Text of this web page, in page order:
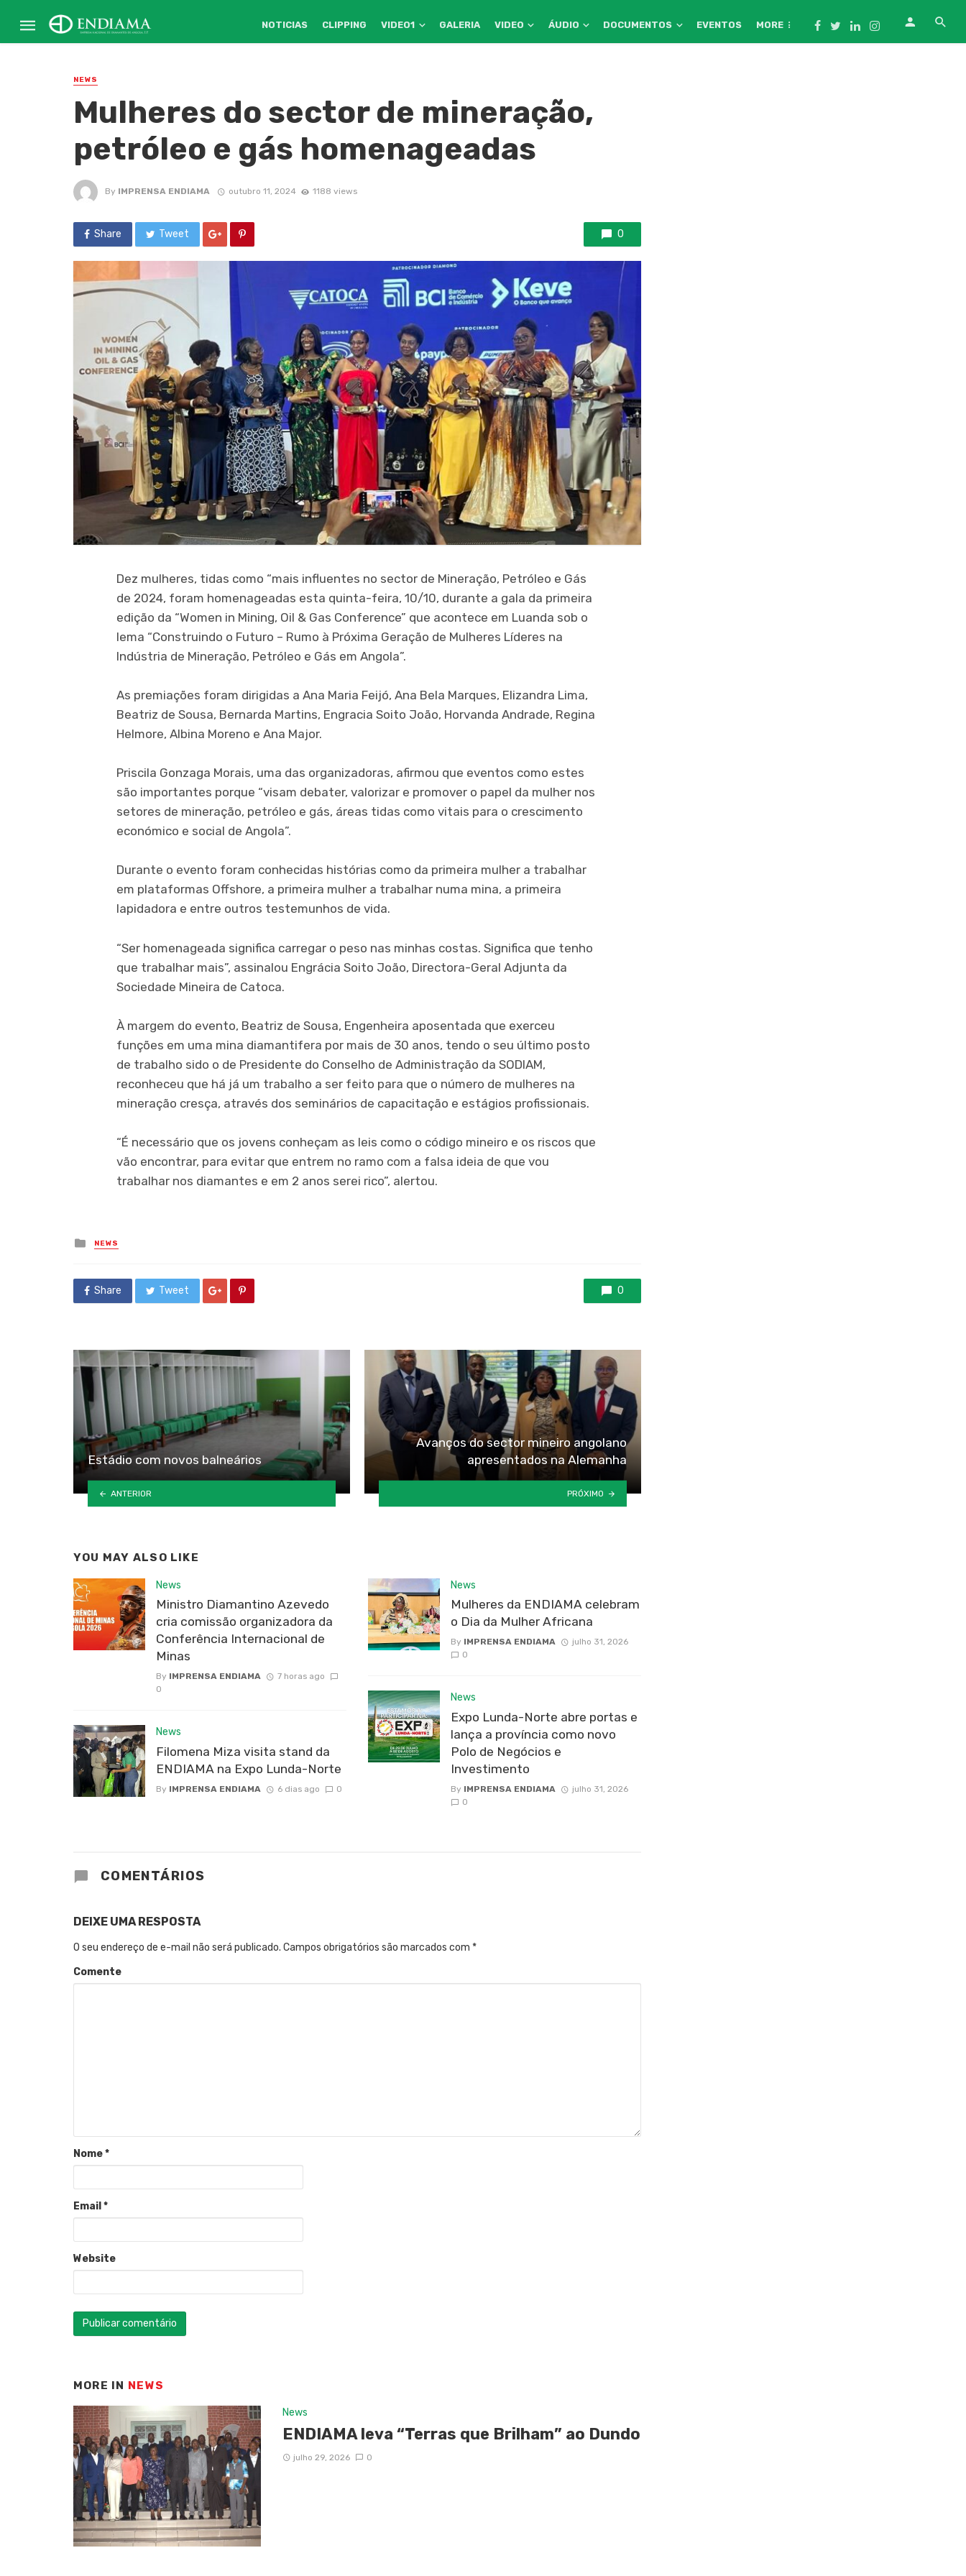
NOTICIAS CLIPPING VIDEO1 GALERIA VIDEO ÁUDIO DOCUMENTOS EVENTOS MORE
NEWS
Mulheres do sector de mineração,
petróleo e gás homenageadas
By IMPRENSA ENDIAMA outubro 11, 2024 1188 views
Share Tweet 0
Dez mulheres, tidas como “mais influentes no sector de Mineração, Petróleo e Gás
de 2024, foram homenageadas esta quinta-feira, 10/10, durante a gala da primeira
edição da “Women in Mining, Oil & Gas Conference” que acontece em Luanda sob o
lema “Construindo o Futuro – Rumo à Próxima Geração de Mulheres Líderes na
Indústria de Mineração, Petróleo e Gás em Angola”.
As premiações foram dirigidas a Ana Maria Feijó, Ana Bela Marques, Elizandra Lima,
Beatriz de Sousa, Bernarda Martins, Engracia Soito João, Horvanda Andrade, Regina
Helmore, Albina Moreno e Ana Major.
Priscila Gonzaga Morais, uma das organizadoras, afirmou que eventos como estes
são importantes porque “visam debater, valorizar e promover o papel da mulher nos
setores de mineração, petróleo e gás, áreas tidas como vitais para o crescimento
económico e social de Angola”.
Durante o evento foram conhecidas histórias como da primeira mulher a trabalhar
em plataformas Offshore, a primeira mulher a trabalhar numa mina, a primeira
lapidadora e entre outros testemunhos de vida.
“Ser homenageada significa carregar o peso nas minhas costas. Significa que tenho
que trabalhar mais”, assinalou Engrácia Soito João, Directora-Geral Adjunta da
Sociedade Mineira de Catoca.
À margem do evento, Beatriz de Sousa, Engenheira aposentada que exerceu
funções em uma mina diamantifera por mais de 30 anos, tendo o seu último posto
de trabalho sido o de Presidente do Conselho de Administração da SODIAM,
reconheceu que há já um trabalho a ser feito para que o número de mulheres na
mineração cresça, através dos seminários de capacitação e estágios profissionais.
“É necessário que os jovens conheçam as leis como o código mineiro e os riscos que
vão encontrar, para evitar que entrem no ramo com a falsa ideia de que vou
trabalhar nos diamantes e em 2 anos serei rico”, alertou.
Posted
in
NEWS
Share Tweet 0
Estádio com novos balneários
ANTERIOR
Avanços do sector mineiro angolano
apresentados na Alemanha
PRÓXIMO
YOU MAY ALSO LIKE
News
Ministro Diamantino Azevedo
cria comissão organizadora da
Conferência Internacional de
Minas
By IMPRENSA ENDIAMA
7 horas ago
0
News
Filomena Miza visita stand da
ENDIAMA na Expo Lunda-Norte
By IMPRENSA ENDIAMA 6 dias ago 0
News
Mulheres da ENDIAMA celebram
o Dia da Mulher Africana
By IMPRENSA ENDIAMA
julho 31, 2026
0
News
Expo Lunda-Norte abre portas e
lança a província como novo
Polo de Negócios e
Investimento
By IMPRENSA ENDIAMA
julho 31, 2026
0
COMENTÁRIOS
DEIXE UMA RESPOSTA
O seu endereço de e-mail não será publicado. Campos obrigatórios são marcados com *
Comente
Nome*
Email *
Website
MORE IN NEWS
News
ENDIAMA leva “Terras que Brilham” ao Dundo
julho 29, 2026 0